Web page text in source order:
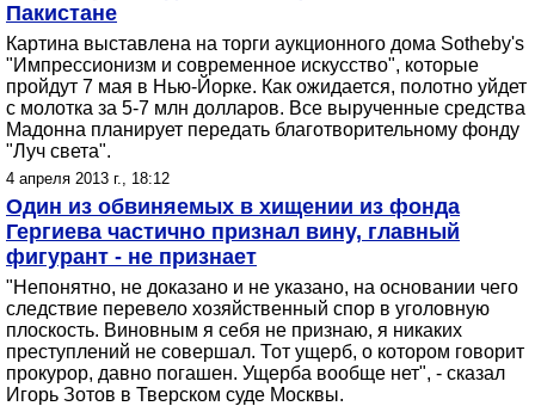
Пакистане
Картина выставлена на торги аукционного дома Sotheby's
"Импрессионизм и современное искусство", которые
пройдут 7 мая в Нью-Йорке. Как ожидается, полотно уйдет
с молотка за 5-7 млн долларов. Все вырученные средства
Мадонна планирует передать благотворительному фонду
"Луч света".
4 апреля 2013 г., 18:12
Один из обвиняемых в хищении из фонда
Гергиева частично признал вину, главный
фигурант - не признает
"Непонятно, не доказано и не указано, на основании чего
следствие перевело хозяйственный спор в уголовную
плоскость. Виновным я себя не признаю, я никаких
преступлений не совершал. Тот ущерб, о котором говорит
прокурор, давно погашен. Ущерба вообще нет", - сказал
Игорь Зотов в Тверском суде Москвы.